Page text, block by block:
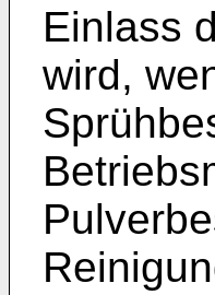
Einlass
wird,